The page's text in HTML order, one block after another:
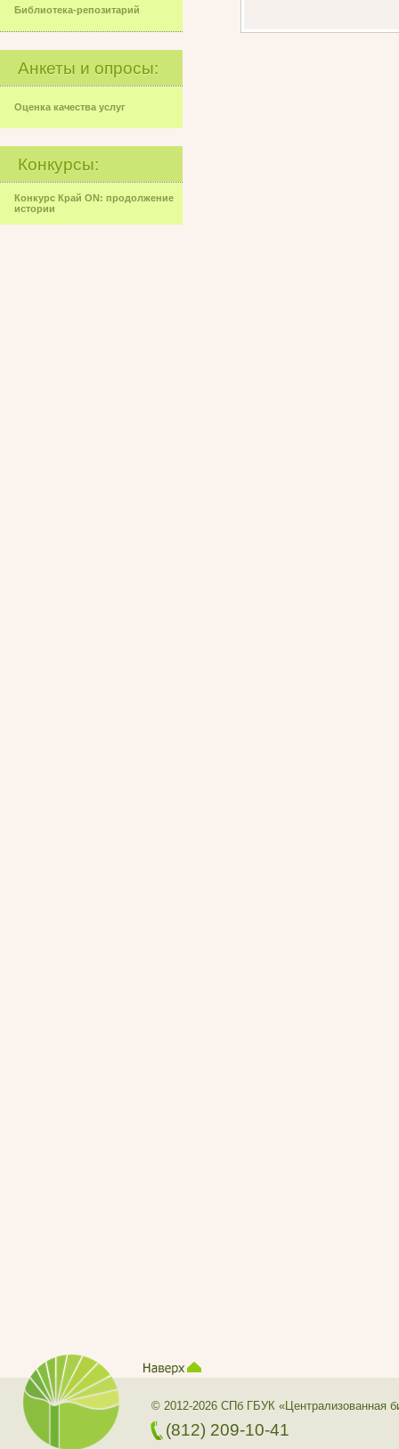
Библиотека-репозитарий
Анкеты и опросы:
Оценка качества услуг
Конкурсы:
Конкурс Край ON: продолжение
истории
© 2012-2026 СПб ГБУК «Централизованная
(812) 209-10-41